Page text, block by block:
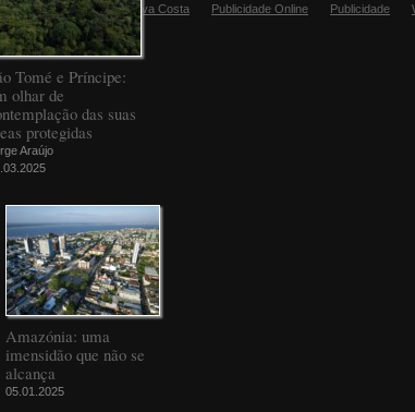
Tomé e Príncipe:
olhar de
das suas
protegidas
Araújo
Amazónia: uma
imensidão que não se
alcança
05.01.2025
Editora Fugas:Sandra Silva Costa Publicidade Online Publicidade